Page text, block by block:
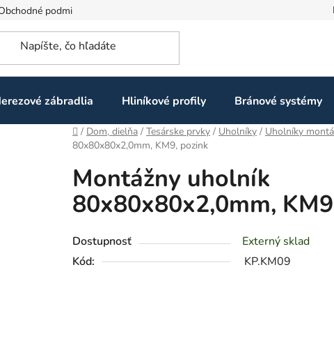
podmienky Odstúpenie
zábradlia Hliníkové profily Bránové systémy
Domov
/ Dom, dielňa / Tesárske prvky / Uholníky / Uholníky
80x80x80x2,0mm, KM9, pozink
Montážny uholník
80x80x80x2,0mm,
Dostupnosť
Externý sklad
Kód:
KP.KM09